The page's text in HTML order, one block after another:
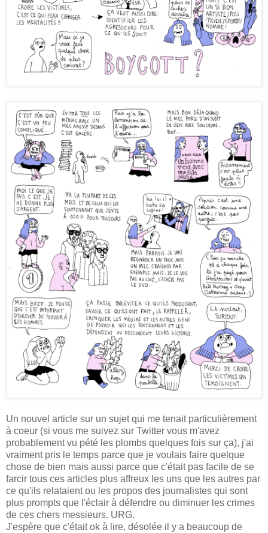
Un nouvel article sur un sujet qui me tenait particulièrement
à coeur (si vous me suivez sur Twitter vous m'avez
probablement vu pété les plombs quelques fois sur ça), j'ai
vraiment pris le temps parce que je voulais faire quelque
chose de bien mais aussi parce que c'était pas facile de se
farcir tous ces articles plus affreux les uns que les autres par
ce qu'ils relataient ou les propos des journalistes qui sont
plus prompts que l'éclair à défendre ou diminuer les crimes
de ces chers messieurs. URG.
J'espère que c'était ok à lire, désolée il y a beaucoup de